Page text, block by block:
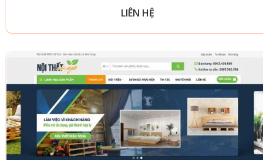
LIÊN HỆ